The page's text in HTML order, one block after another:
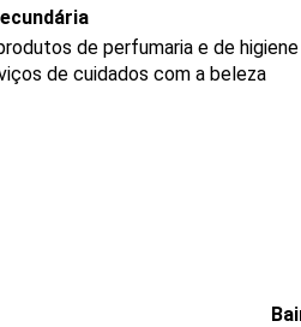
de perfumaria e de higiene
de cuidados com a beleza